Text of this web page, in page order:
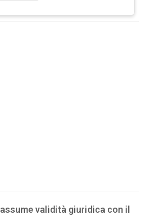
assume validità giuridica con il